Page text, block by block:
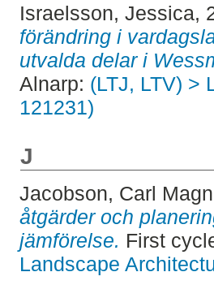
Israelsson, Jessica,
förändring i
utvalda delar i
Alnarp: (LTJ, LTV) >
121231)
J
Jacobson, Carl
åtgärder och
jämförelse. First
Landscape